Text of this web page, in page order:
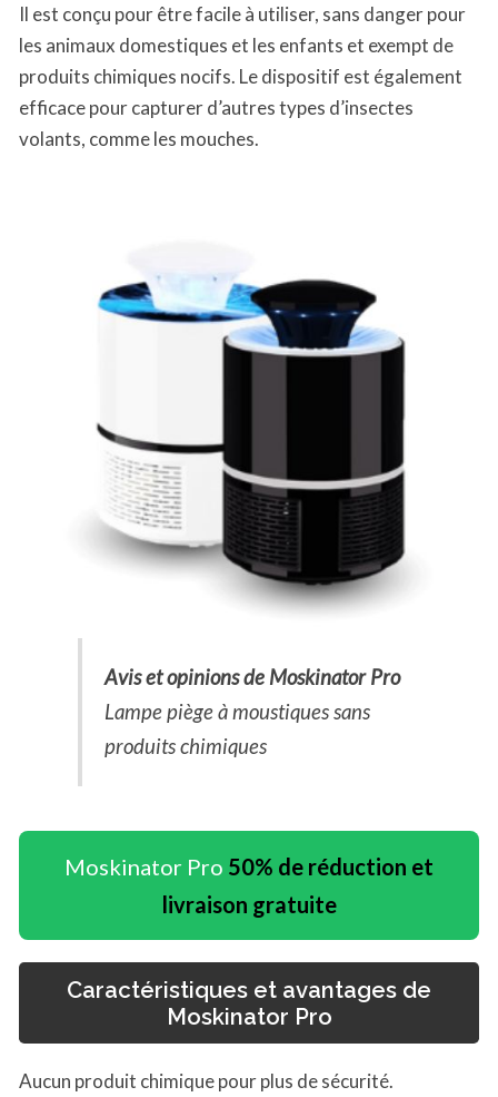
Il est conçu pour être facile à utiliser, sans danger pour
les animaux domestiques et les enfants et exempt de
produits chimiques nocifs. Le dispositif est également
efficace pour capturer d’autres types d’insectes
volants, comme les mouches.
Avis et opinions de Moskinator Pro
Lampe piège à moustiques sans
produits chimiques
Moskinator Pro 50% de réduction et
livraison gratuite
Caractéristiques et avantages de
Moskinator Pro
Aucun produit chimique pour plus de sécurité.